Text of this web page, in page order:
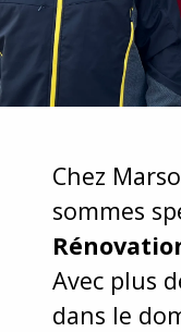
Chez
sommes
Avec plus
dans le